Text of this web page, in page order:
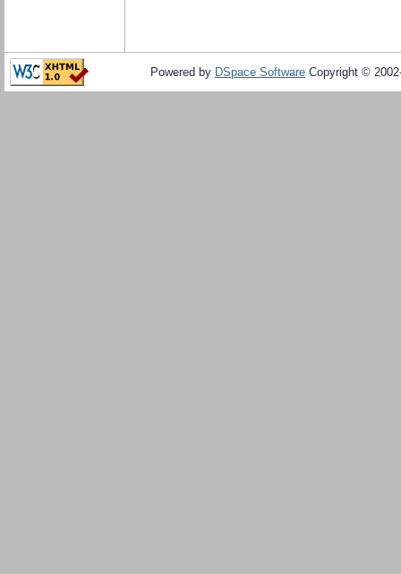
Powered by DSpace Software Copyright ©